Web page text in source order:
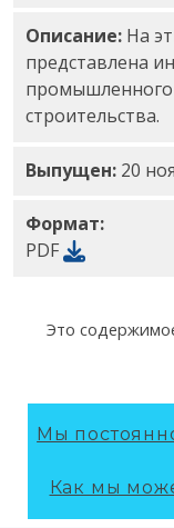
Описание: На
представлена
промышленного
строительства.
Выпущен: 20
Формат:
PDF
Это
Мы
Как мы